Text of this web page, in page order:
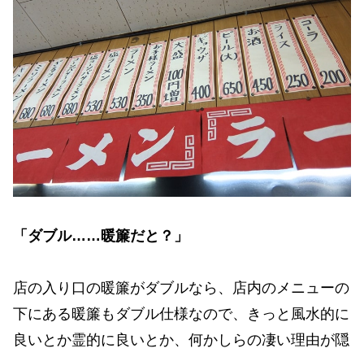
「ダブル……暖簾だと？」
店の入り口の暖簾がダブルなら、店内のメニューの
下にある暖簾もダブル仕様なので、きっと風水的に
良いとか霊的に良いとか、何かしらの凄い理由が隠